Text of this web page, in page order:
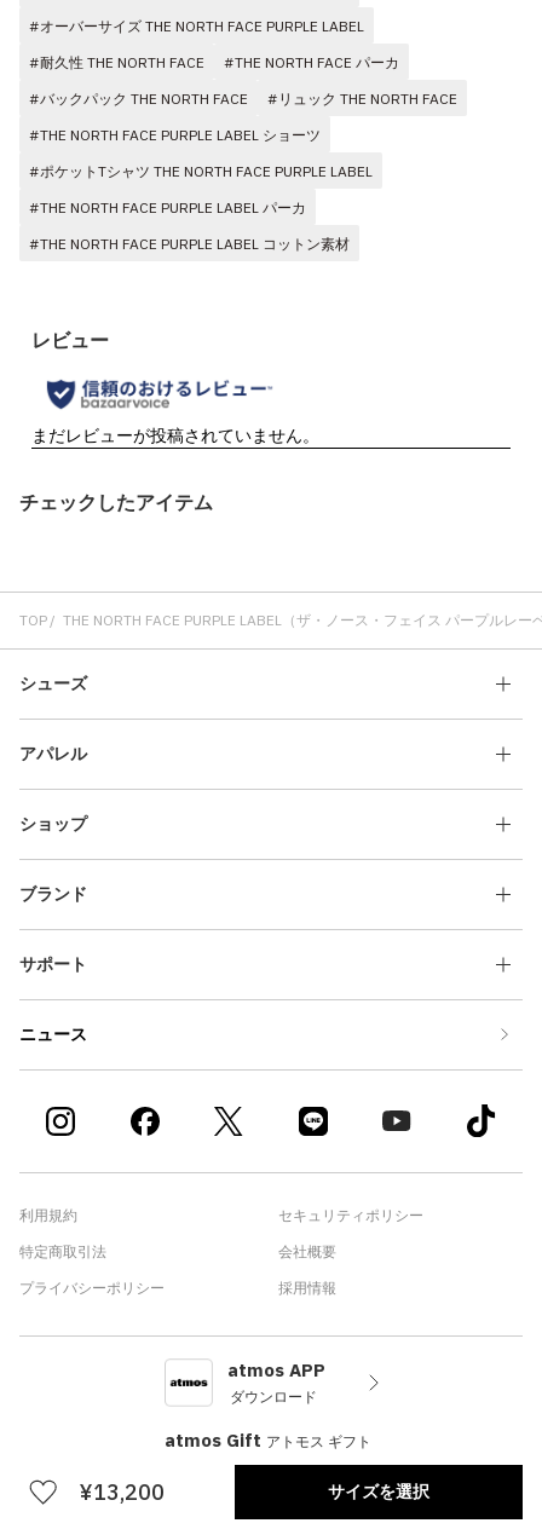
¥13,200 サイズを選択
#オーバーサイズ THE NORTH FACE PURPLE LABEL
#耐久性 THE NORTH FACE
#THE NORTH FACE パーカ
#バックパック THE NORTH FACE
#リュック THE NORTH FACE
#THE NORTH FACE PURPLE LABEL ショーツ
#ポケットTシャツ THE NORTH FACE PURPLE LABEL
#THE NORTH FACE PURPLE LABEL パーカ
#THE NORTH FACE PURPLE LABEL コットン素材
チェックしたアイテム
TOP THE NORTH FACE PURPLE LABEL（ザ・ノース・フェイス パープルレー
シューズ
アパレル
ショップ
ブランド
サポート
ニュース
利用規約
特定商取引法
プライバシーポリシー
セキュリティポリシー
会社概要
採用情報
atmos APP
ダウンロード
atmos Gift アトモス ギフト